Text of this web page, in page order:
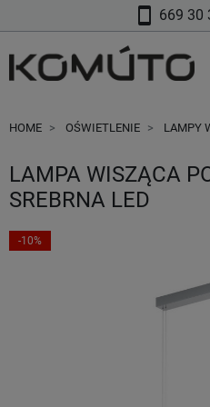
smartphone 669 30
HOME OŚWIETLENIE LAMPY
LAMPA WISZĄCA
SREBRNA LED
-10%